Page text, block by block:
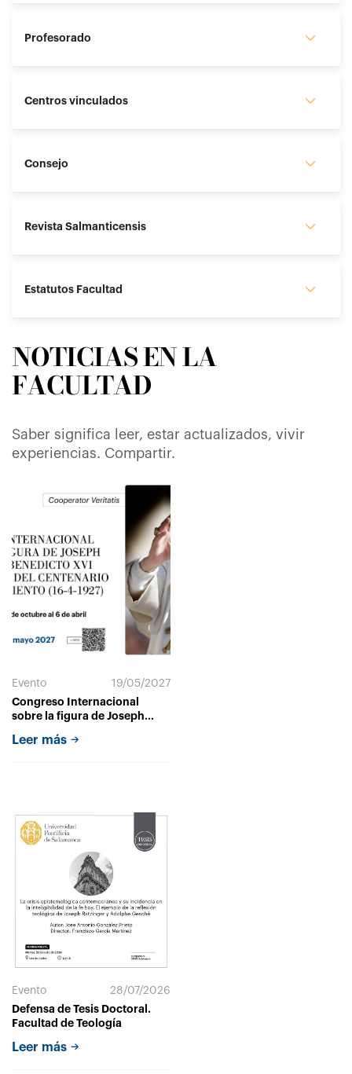
Profesorado
Centros vinculados
Consejo
Revista Salmanticensis
Estatutos Facultad
NOTICIAS EN LA
FACULTAD
Saber significa leer, estar actualizados, vivir
experiencias. Compartir.
Evento
19/05/2027
Congreso Internacional
sobre la figura de Joseph
motivo del centenario de su
Leer más
Evento
28/07/2026
Defensa de Tesis Doctoral.
Facultad de Teología
Leer más